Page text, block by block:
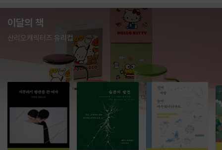
이달의 책
산리오캐릭터즈 유리컵